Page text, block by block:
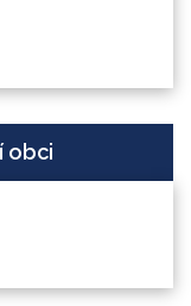
obci